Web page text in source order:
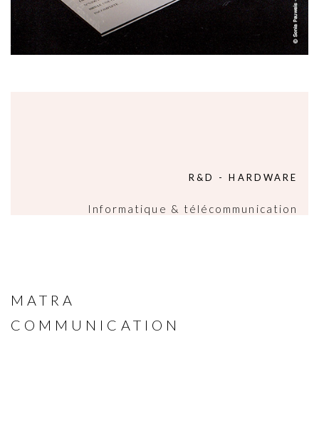
R&D - HARDWARE
Informatique & télécommunication
MATRA
COMMUNICATION